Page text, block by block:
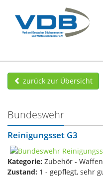
zurück zur Übersicht
Bundeswehr
Reinigungsset G3
Kategorie: Zubehör -
Zustand: 1 - gepflegt, sehr